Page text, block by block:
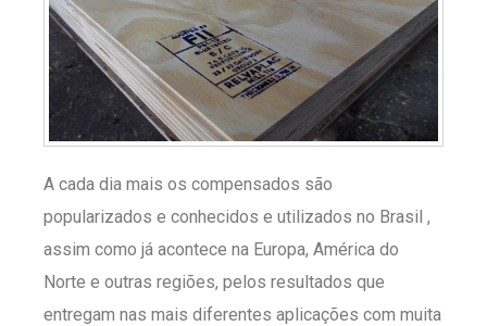
A cada dia mais os compensados são
popularizados e conhecidos e utilizados no Brasil ,
assim como já acontece na Europa, América do
Norte e outras regiões, pelos resultados que
entregam nas mais diferentes aplicações com muita